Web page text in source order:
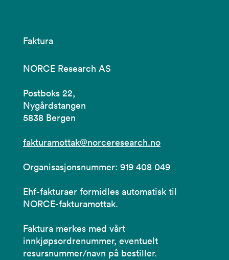
Faktura
NORCE Research AS
Postboks 22,
Nygårdstangen
5838 Bergen
fakturamottak@norceresearch.no
Organisasjonsnummer: 919 408 049
Ehf-fakturaer formidles automatisk til
NORCE-fakturamottak.
Faktura merkes med vårt
innkjøpsordrenummer, eventuelt
resursnummer/navn på bestiller.